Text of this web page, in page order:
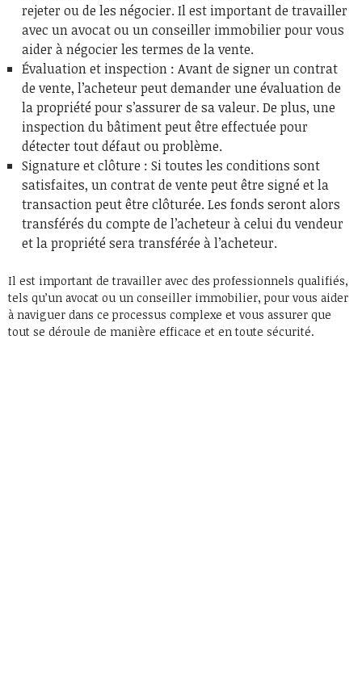
rejeter ou de les négocier. Il est important de travailler
avec un avocat ou un conseiller immobilier pour vous
aider à négocier les termes de la vente.
Évaluation et inspection : Avant de signer un contrat
de vente, l’acheteur peut demander une évaluation de
la propriété pour s’assurer de sa valeur. De plus, une
inspection du bâtiment peut être effectuée pour
détecter tout défaut ou problème.
Signature et clôture : Si toutes les conditions sont
satisfaites, un contrat de vente peut être signé et la
transaction peut être clôturée. Les fonds seront alors
transférés du compte de l’acheteur à celui du vendeur
et la propriété sera transférée à l’acheteur.
Il est important de travailler avec des professionnels qualifiés,
tels qu’un avocat ou un conseiller immobilier, pour vous aider
à naviguer dans ce processus complexe et vous assurer que
tout se déroule de manière efficace et en toute sécurité.